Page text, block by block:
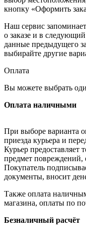
кнопку «Оформить
Наш сервис
о заказе и в
данные предыдущего
выбирайте другие
Оплата
Вы можете выбрать
Оплата наличными
При выборе варианта
приезда курьера и
Курьер предоставляет
предмет повреждений,
Покупатель
документы, вносит
Также оплата
магазина, оплаты по
Безналичный расчёт